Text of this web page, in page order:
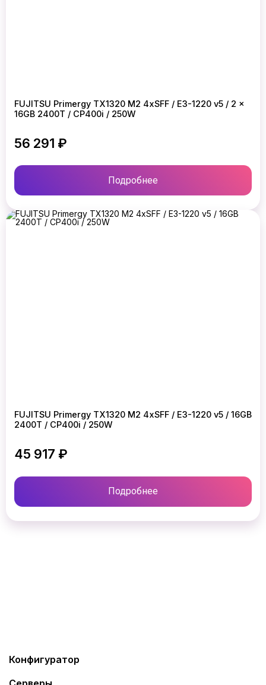
FUJITSU Primergy TX1320 M2 4xSFF / E3-1220 v5 / 2 x
16GB 2400T / CP400i / 250W
56 291 ₽
Подробнее
FUJITSU Primergy TX1320 M2 4xSFF / E3-1220 v5 / 16GB
2400T / CP400i / 250W
45 917 ₽
Подробнее
Конфигуратор